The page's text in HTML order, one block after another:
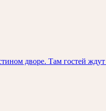
дворе. Там гостей